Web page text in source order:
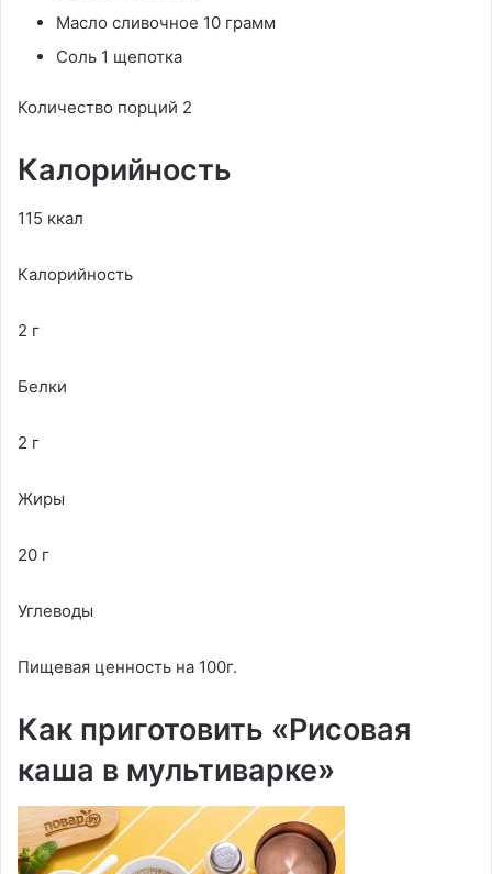
Масло сливочное 10 грамм
Соль 1 щепотка
Количество порций 2
Калорийность
115 ккал
Калорийность
2 г
Белки
2 г
Жиры
20 г
Углеводы
Пищевая ценность на 100г.
Как приготовить «Рисовая
каша в мультиварке»